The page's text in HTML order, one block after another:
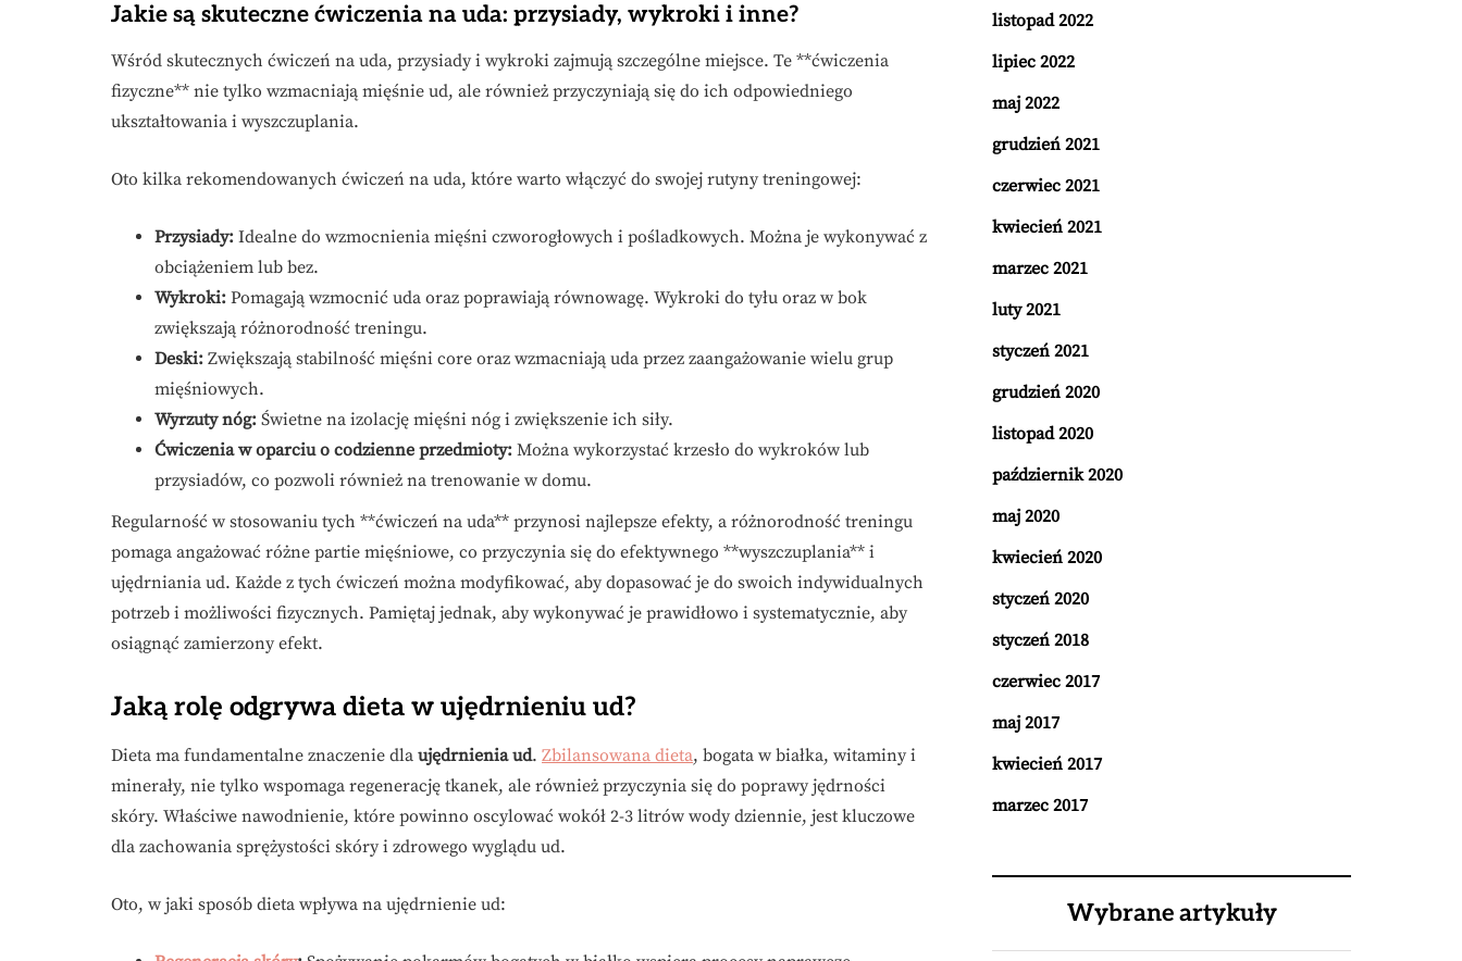
Jakie są skuteczne ćwiczenia na uda: przysiady, wykroki i inne?
Wśród skutecznych ćwiczeń na uda, przysiady i wykroki zajmują szczególne miejsce. Te **ćwiczenia
fizyczne** nie tylko wzmacniają mięśnie ud, ale również przyczyniają się do ich odpowiedniego
ukształtowania i wyszczuplania.
Oto kilka rekomendowanych ćwiczeń na uda, które warto włączyć do swojej rutyny treningowej:
Przysiady: Idealne do wzmocnienia mięśni czworogłowych i pośladkowych. Można je wykonywać z
obciążeniem lub bez.
Wykroki: Pomagają wzmocnić uda oraz poprawiają równowagę. Wykroki do tyłu oraz w bok
zwiększają różnorodność treningu.
Deski: Zwiększają stabilność mięśni core oraz wzmacniają uda przez zaangażowanie wielu grup
mięśniowych.
Wyrzuty nóg: Świetne na izolację mięśni nóg i zwiększenie ich siły.
Ćwiczenia w oparciu o codzienne przedmioty: Można wykorzystać krzesło do wykroków lub
przysiadów, co pozwoli również na trenowanie w domu.
Regularność w stosowaniu tych **ćwiczeń na uda** przynosi najlepsze efekty, a różnorodność treningu
pomaga angażować różne partie mięśniowe, co przyczynia się do efektywnego **wyszczuplania** i
ujędrniania ud. Każde z tych ćwiczeń można modyfikować, aby dopasować je do swoich indywidualnych
potrzeb i możliwości fizycznych. Pamiętaj jednak, aby wykonywać je prawidłowo i systematycznie, aby
osiągnąć zamierzony efekt.
Jaką rolę odgrywa dieta w ujędrnieniu ud?
Dieta ma fundamentalne znaczenie dla ujędrnienia ud. Zbilansowana dieta, bogata w białka, witaminy i
minerały, nie tylko wspomaga regenerację tkanek, ale również przyczynia się do poprawy jędrności
skóry. Właściwe nawodnienie, które powinno oscylować wokół 2-3 litrów wody dziennie, jest kluczowe
dla zachowania sprężystości skóry i zdrowego wyglądu ud.
Oto, w jaki sposób dieta wpływa na ujędrnienie ud:
listopad 2022
lipiec 2022
maj 2022
grudzień 2021
czerwiec 2021
kwiecień 2021
marzec 2021
luty 2021
styczeń 2021
grudzień 2020
listopad 2020
październik 2020
maj 2020
kwiecień 2020
styczeń 2020
styczeń 2018
czerwiec 2017
maj 2017
kwiecień 2017
marzec 2017
Wybrane artykuły